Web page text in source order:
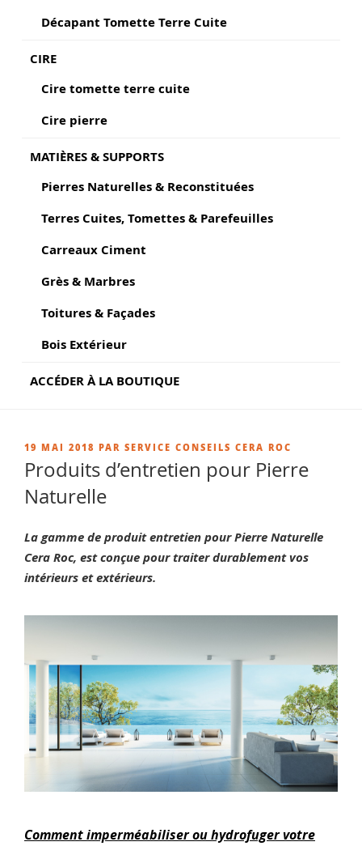
Décapant Tomette Terre Cuite
CIRE
Cire tomette terre cuite
Cire pierre
MATIÈRES & SUPPORTS
Pierres Naturelles & Reconstituées
Terres Cuites, Tomettes & Parefeuilles
Carreaux Ciment
Grès & Marbres
Toitures & Façades
Bois Extérieur
ACCÉDER À LA BOUTIQUE
PUBLIÉ
LE
19 MAI 2018 PAR SERVICE CONSEILS CERA ROC
Produits d’entretien pour Pierre
Naturelle
La gamme de produit entretien pour Pierre Naturelle
Cera Roc, est conçue pour traiter durablement vos
intérieurs et extérieurs.
Comment imperméabiliser ou hydrofuger votre